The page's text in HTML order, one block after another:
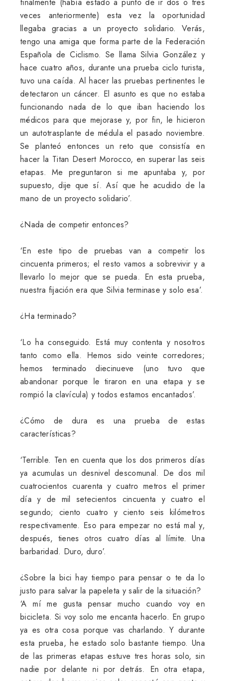
finalmente (había estado a punto de ir dos o tres
veces anteriormente) esta vez la oportunidad
llegaba gracias a un proyecto solidario. Verás,
tengo una amiga que forma parte de la Federación
Española de Ciclismo. Se llama Silvia González y
hace cuatro años, durante una prueba ciclo turista,
tuvo una caída. Al hacer las pruebas pertinentes le
detectaron un cáncer. El asunto es que no estaba
funcionando nada de lo que iban haciendo los
médicos para que mejorase y, por fin, le hicieron
un autotrasplante de médula el pasado noviembre.
Se planteó entonces un reto que consistía en
hacer la Titan Desert Morocco, en superar las seis
etapas. Me preguntaron si me apuntaba y, por
supuesto, dije que sí. Así que he acudido de la
mano de un proyecto solidario’.
¿Nada de competir entonces?
‘En este tipo de pruebas van a competir los
cincuenta primeros; el resto vamos a sobrevivir y a
llevarlo lo mejor que se pueda. En esta prueba,
nuestra fijación era que Silvia terminase y solo esa’.
¿Ha terminado?
‘Lo ha conseguido. Está muy contenta y nosotros
tanto como ella. Hemos sido veinte corredores;
hemos terminado diecinueve (uno tuvo que
abandonar porque le tiraron en una etapa y se
rompió la clavícula) y todos estamos encantados’.
¿Cómo de dura es una prueba de estas
características?
‘Terrible. Ten en cuenta que los dos primeros días
ya acumulas un desnivel descomunal. De dos mil
cuatrocientos cuarenta y cuatro metros el primer
día y de mil setecientos cincuenta y cuatro el
segundo; ciento cuatro y ciento seis kilómetros
respectivamente. Eso para empezar no está mal y,
después, tienes otros cuatro días al límite. Una
barbaridad. Duro, duro’.
¿Sobre la bici hay tiempo para pensar o te da lo
justo para salvar la papeleta y salir de la situación?
‘A mí me gusta pensar mucho cuando voy en
bicicleta. Si voy solo me encanta hacerlo. En grupo
ya es otra cosa porque vas charlando. Y durante
esta prueba, he estado solo bastante tiempo. Una
de las primeras etapas estuve tres horas solo, sin
nadie por delante ni por detrás. En otra etapa,